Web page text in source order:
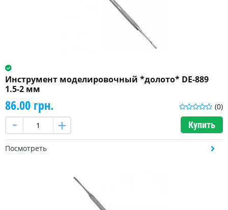
Инструмент моделировочный *долото* DE-889
1.5-2 мм
(0)
86.00 грн.
Купить
Посмотреть